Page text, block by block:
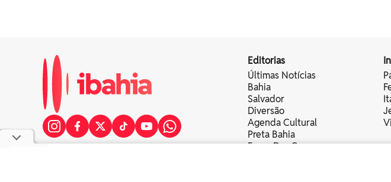
Editorias
Últimas Notícias
Bahia
Salvador
Diversão
Agenda Cultural
Preta Bahia
Fervo Das Cores